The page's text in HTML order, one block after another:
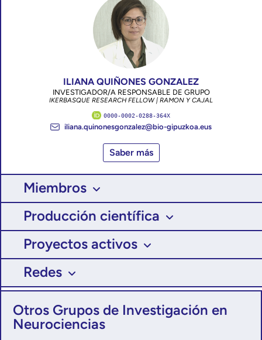
ILIANA QUIÑONES GONZALEZ
INVESTIGADOR/A RESPONSABLE DE GRUPO
IKERBASQUE RESEARCH FELLOW | RAMON Y CAJAL
0000-0002-0288-364X
iliana.quinonesgonzalez@bio-gipuzkoa.eus
Saber más
Miembros
Producción científica
Proyectos activos
Redes
Otros Grupos de Investigación en
Neurociencias